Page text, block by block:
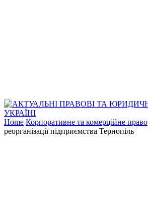
Home Корпоративне та комерційне право
реорганізації підприємства Тернопіль